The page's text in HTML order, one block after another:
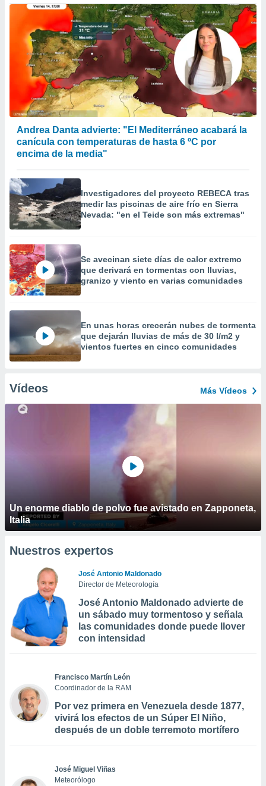
Andrea Danta advierte: "El Mediterráneo acabará la
canícula con temperaturas de hasta 6 ºC por
encima de la media"
Investigadores del proyecto REBECA tras
medir las piscinas de aire frío en Sierra
Nevada: "en el Teide son más extremas"
Se avecinan siete días de calor extremo
que derivará en tormentas con lluvias,
granizo y viento en varias comunidades
En unas horas crecerán nubes de tormenta
que dejarán lluvias de más de 30 l/m2 y
vientos fuertes en cinco comunidades
Vídeos Más Vídeos
Un enorme diablo de polvo fue avistado en Zapponeta,
Italia
Nuestros expertos
José Antonio Maldonado
Director de Meteorología
José Antonio Maldonado advierte de
un sábado muy tormentoso y señala
las comunidades donde puede llover
con intensidad
Francisco Martín León
Coordinador de la RAM
Por vez primera en Venezuela desde 1877,
vivirá los efectos de un Súper El Niño,
después de un doble terremoto mortífero
José Miguel Viñas
Meteorólogo